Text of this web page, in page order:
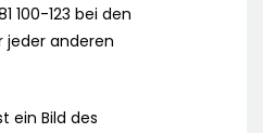
100-123 bei den
jeder anderen
ein Bild des